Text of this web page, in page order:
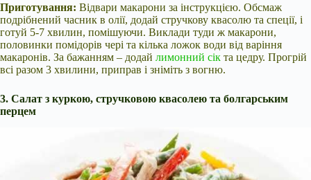
Приготування: Відвари макарони за інструкцією. Обсмаж
подрібнений часник в олії, додай стручкову квасолю та спеції, і
готуй 5-7 хвилин, помішуючи. Виклади туди ж макарони,
половинки помідорів чері та кілька ложок води від варіння
макаронів. За бажанням – додай лимонний сік та цедру. Прогрій
всі разом 3 хвилини, приправ і зніміть з вогню.
3. Салат з куркою, стручковою квасолею та болгарським
перцем